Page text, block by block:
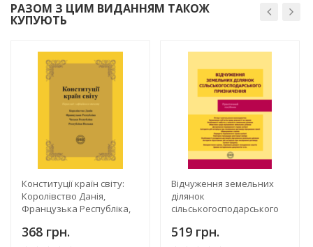
РАЗОМ З ЦИМ ВИДАННЯМ ТАКОЖ
КУПУЮТЬ
Конституції країн світу:
Королівство Данія,
Французька Республіка,
Республіка Польща
368 грн.
Відчуження земельних
ділянок
сільськогосподарського
519 грн.